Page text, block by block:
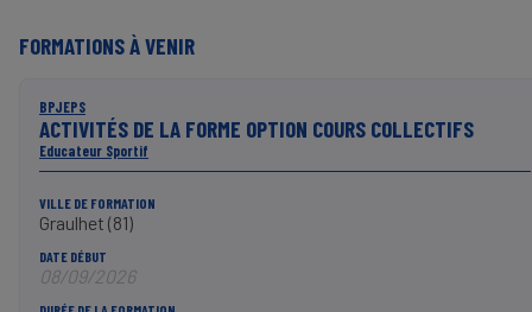
FORMATIONS À VENIR
BPJEPS
ACTIVITÉS DE LA FORME OPTION COURS COLLECTIFS
Educateur Sportif
VILLE DE FORMATION
Graulhet (81)
DATE DÉBUT
08/09/2026